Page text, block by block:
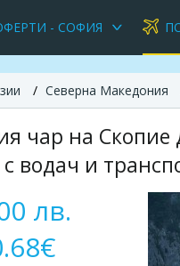
- СОФИЯ
Северна Македония
чар на
с водач и
лв.